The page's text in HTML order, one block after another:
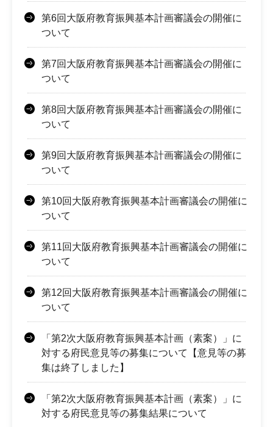
第6回大阪府教育振興基本計画審議会の開催に
ついて
第7回大阪府教育振興基本計画審議会の開催に
ついて
第8回大阪府教育振興基本計画審議会の開催に
ついて
第9回大阪府教育振興基本計画審議会の開催に
ついて
第10回大阪府教育振興基本計画審議会の開催に
ついて
第11回大阪府教育振興基本計画審議会の開催に
ついて
第12回大阪府教育振興基本計画審議会の開催に
ついて
「第2次大阪府教育振興基本計画（素案）」に
対する府民意見等の募集について【意見等の募
集は終了しました】
「第2次大阪府教育振興基本計画（素案）」に
対する府民意見等の募集結果について